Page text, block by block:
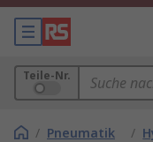
Teile-Nr.
/ Pneumatik
/